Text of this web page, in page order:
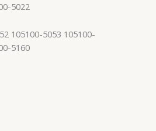
5022
105100-5053 105100-
5160